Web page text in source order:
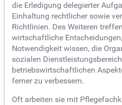
die Erledigung delegierter
Einhaltung rechtlicher sowie
Richtlinien. Des Weiteren
wirtschaftliche
Notwendigkeit wissen, die
sozialen
betriebswirtschaftlichen
ferner zu verbessern.
Oft arbeiten sie mit